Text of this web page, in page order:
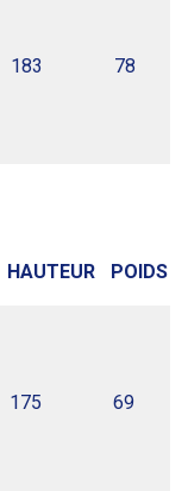
183 78
HAUTEUR POIDS
175 69